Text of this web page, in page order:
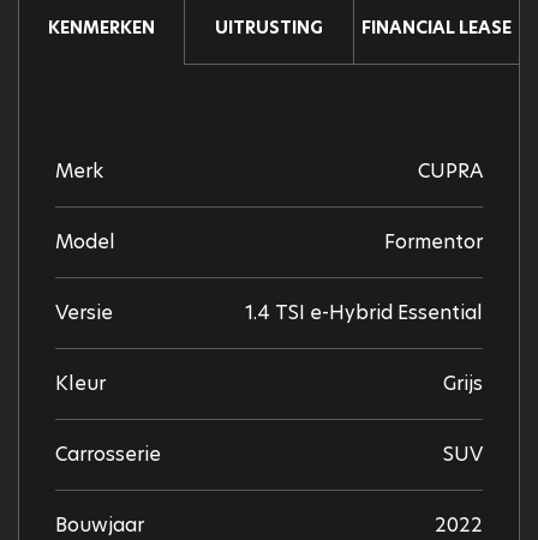
KENMERKEN UITRUSTING FINANCIAL LEASE
Merk CUPRA
Model Formentor
Versie 1.4 TSI e-Hybrid Essential
Kleur Grijs
Carrosserie SUV
Bouwjaar 2022